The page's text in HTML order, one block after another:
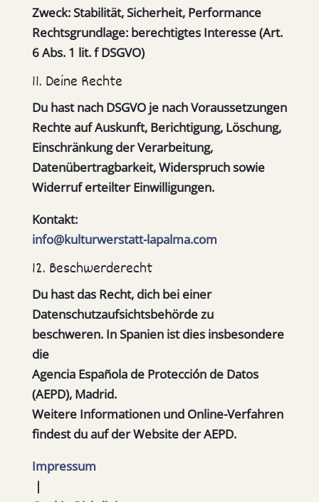
Zweck:Stabilität, Sicherheit, Performance
Rechtsgrundlage:berechtigtes Interesse (Art.
6 Abs. 1 lit. f DSGVO)
11. Deine Rechte
Du hast nach DSGVO je nach Voraussetzungen
Rechte auf Auskunft, Berichtigung, Löschung,
Einschränkung der Verarbeitung,
Datenübertragbarkeit, Widerspruch sowie
Widerruf erteilter Einwilligungen.
Kontakt:
info@kulturwerstatt-lapalma.com
12. Beschwerderecht
Du hast das Recht, dich bei einer
Datenschutzaufsichtsbehörde zu
beschweren. In Spanien ist dies insbesondere
die
Agencia Española de Protección de Datos
(AEPD), Madrid.
Weitere Informationen und Online-Verfahren
findest du auf der Website der AEPD.
Impressum
|